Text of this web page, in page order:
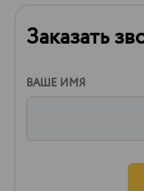
Заказать
ВАШЕ ИМЯ